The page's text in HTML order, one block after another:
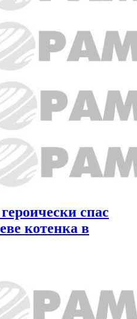
спас
котенка в